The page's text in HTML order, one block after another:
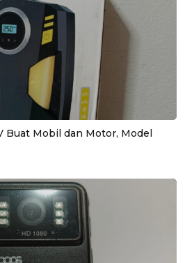
Buat Mobil dan Motor, Model